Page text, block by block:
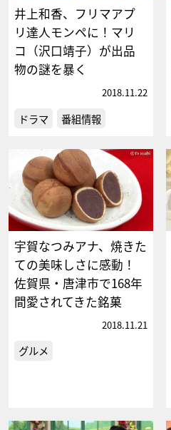
井上和香、フリマアプ
リ達人モンペに！マリ
コ（沢口靖子）が出品
物の謎を暴く
2018.11.22
ドラマ 番組情報
宇賀なつみアナ、焼きた
ての美味しさに感動！
佐賀県・唐津市で168年
間愛されてきた銘菓
2018.11.21
グルメ